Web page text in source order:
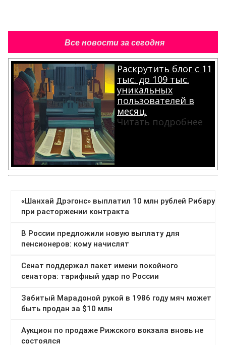
Все новости за сегодня
Раскрутить блог с 11
тыс. до 109 тыс.
уникальных
пользователей в
месяц.
Читать подробнее